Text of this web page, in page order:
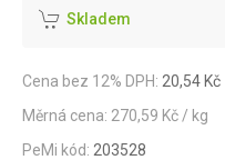
Skladem
Cena bez 12% DPH: 20,54 Kč
Měrná cena: 270,59 Kč / kg
PeMi kód: 203528